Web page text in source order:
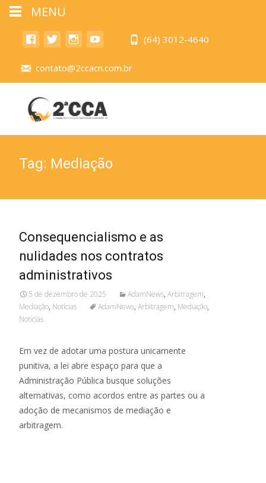
(64) 3012-4640
contato@2ccacn.com.br
Tag: Mediação
Consequencialismo e as
nulidades nos contratos
administrativos
5 de dezembro de 2025 AdamNews, Arbitragem,
Mediação, Notícias AdamNews, Arbitragem, Mediação,
Notícias
Em vez de adotar uma postura unicamente
punitiva, a lei abre espaço para que a
Administração Pública busque soluções
alternativas, como acordos entre as partes ou a
adoção de mecanismos de mediação e
arbitragem.
MENU